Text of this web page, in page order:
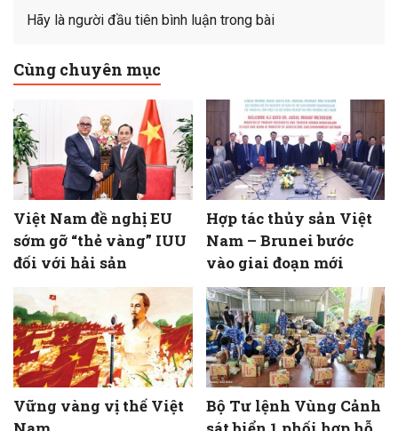
Hãy là người đầu tiên bình luận trong bài
Cùng chuyên mục
Việt Nam đề nghị EU
sớm gỡ “thẻ vàng” IUU
đối với hải sản
Hợp tác thủy sản Việt
Nam – Brunei bước
vào giai đoạn mới
Vững vàng vị thế Việt
Bộ Tư lệnh Vùng Cảnh